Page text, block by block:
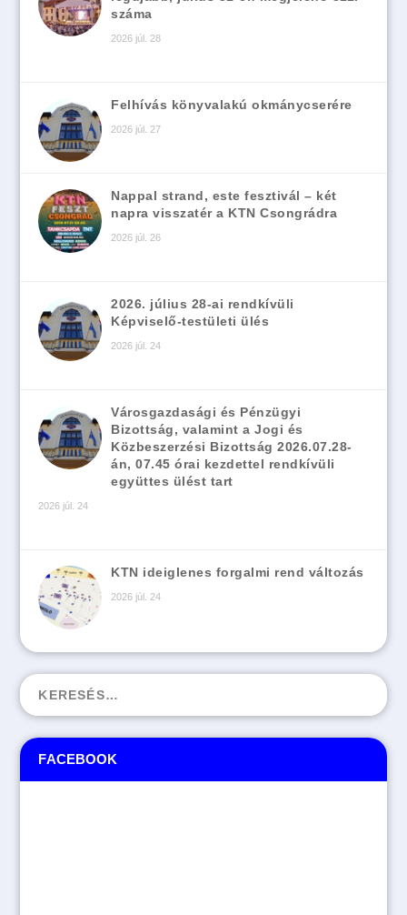
FACEBOOK
száma
2026 júl. 28
Felhívás könyvalakú okmánycserére
2026 júl. 27
Nappal strand, este fesztivál – két
napra visszatér a KTN Csongrádra
2026 júl. 26
2026. július 28-ai rendkívüli
Képviselő-testületi ülés
2026 júl. 24
Városgazdasági és Pénzügyi
Bizottság, valamint a Jogi és
Közbeszerzési Bizottság 2026.07.28-
án, 07.45 órai kezdettel rendkívüli
együttes ülést tart
2026 júl. 24
KTN ideiglenes forgalmi rend változás
2026 júl. 24